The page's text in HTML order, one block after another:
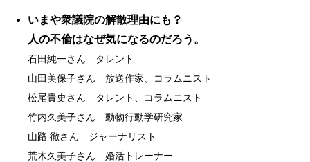
いまや衆議院の解散理由にも？
人の不倫はなぜ気になるのだろう。
石田純一さん タレント
山田美保子さん 放送作家、コラムニスト
松尾貴史さん タレント、コラムニスト
竹内久美子さん 動物行動学研究家
山路 徹さん ジャーナリスト
荒木久美子さん 婚活トレーナー